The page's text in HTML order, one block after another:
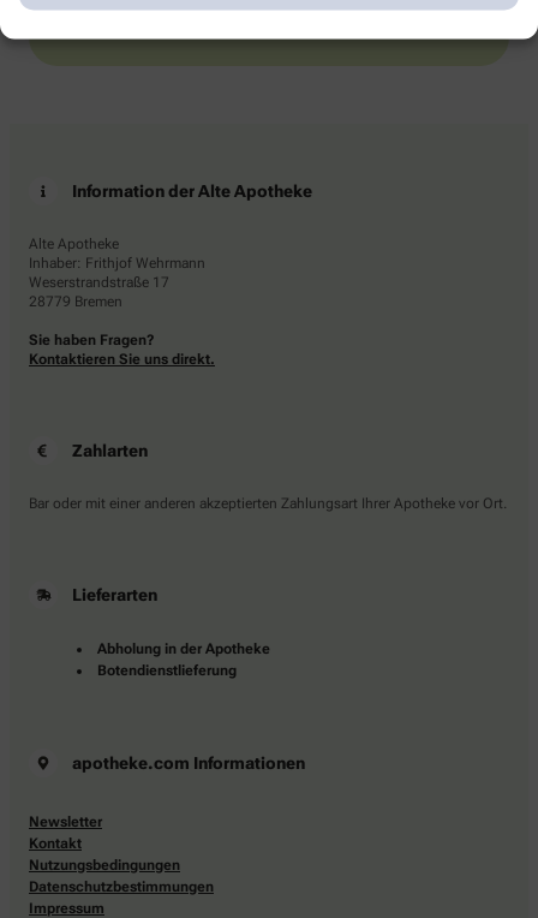
gesamte Sortiment, ausgeschlossen rezeptpflichtige Produkte.
Information der Alte Apotheke
Alte Apotheke
Inhaber: Frithjof Wehrmann
Weserstrandstraße 17
28779 Bremen
Sie haben Fragen?
Kontaktieren Sie uns direkt.
Zahlarten
Bar oder mit einer anderen akzeptierten Zahlungsart Ihrer Apotheke vor Ort.
Lieferarten
Abholung in der Apotheke
Botendienstlieferung
apotheke.com Informationen
Newsletter
Kontakt
Nutzungsbedingungen
Datenschutzbestimmungen
Impressum